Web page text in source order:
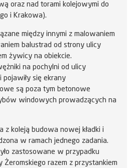
oraz nad torami kolejowymi do
i Krakowa).
między innymi z malowaniem
balustrad od strony ulicy
żywicy na obiekcie.
na pochylni od ulicy
pojawiły się ekrany
są poza tym betonowe
windowych prowadzących na
z koleją budowa nowej kładki i
w ramach jednego zadania.
zastosowane w przypadku
razem z przystankiem